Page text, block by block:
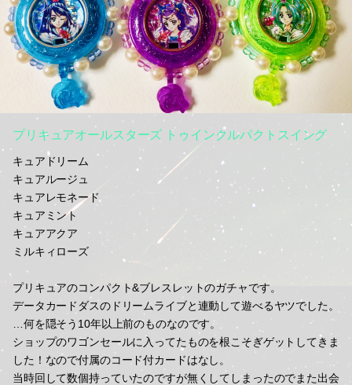
プリキュアオールスターズ トゥインクルパクトスイング
キュアドリーム
キュアルージュ
キュアレモネード
キュアミント
キュアアクア
ミルキィローズ
プリキュアのコンパクト&ブレスレットのガチャです。
データカードダスのドリームライブと連動して遊べるヤツでした。
…何を隠そう10年以上前のものなのです。
ショップのワゴンセールに入ってたものを根こそぎゲットしてきま
した！なので付属のコード付カードはなし。
当時回して数個持っていたのですが無くしてしまったのでまた出会